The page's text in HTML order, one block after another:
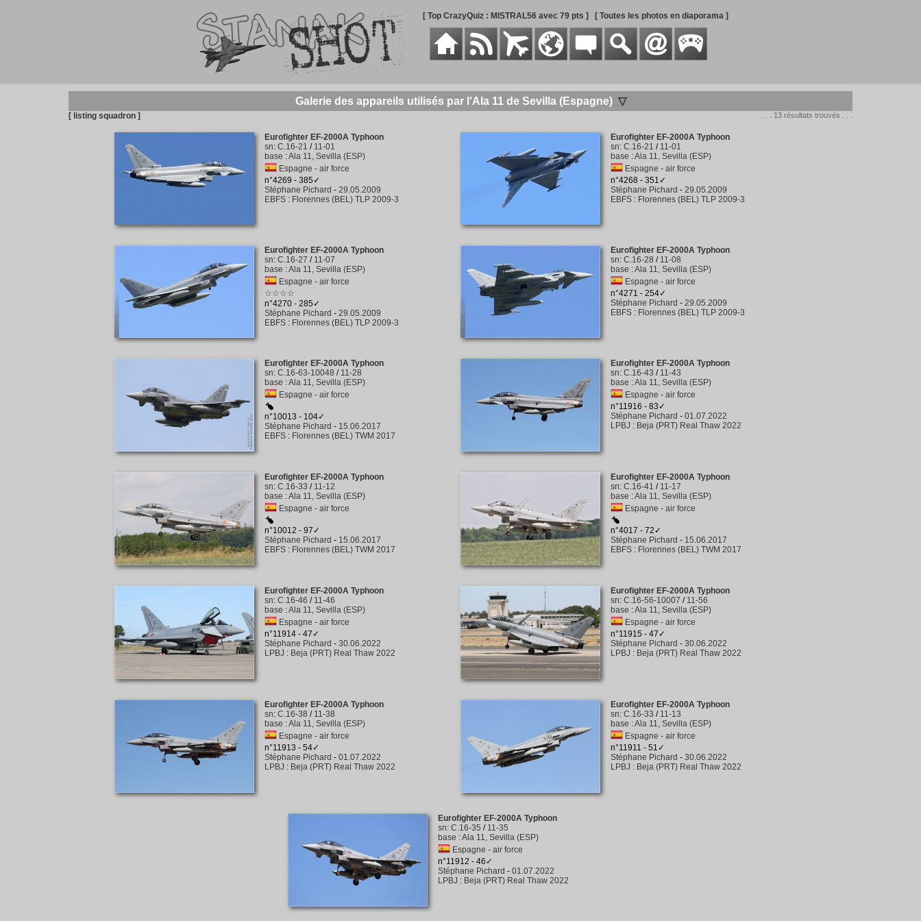
[ Top CrazyQuiz : MISTRAL56 avec 79 pts ] [ Toutes les photos en diaporama ]
Galerie des appareils utilisés par l'Ala 11 de Sevilla (Espagne)▽
[ listing squadron ] . . . 13 résultats trouvés . . .
Eurofighter EF-2000A Typhoon
sn: C.16-21 / 11-01
base :Ala 11, Sevilla (ESP)
Espagne - air force
n°4269 - 385✓
Stéphane Pichard - 29.05.2009
EBFS : Florennes (BEL) TLP 2009-3
Eurofighter EF-2000A Typhoon
sn: C.16-21 / 11-01
base :Ala 11, Sevilla (ESP)
Espagne - air force
n°4268 - 351✓
Stéphane Pichard - 29.05.2009
EBFS : Florennes (BEL) TLP 2009-3
Eurofighter EF-2000A Typhoon
sn: C.16-27 / 11-07
base :Ala 11, Sevilla (ESP)
Espagne - air force
☆☆☆☆
n°4270 - 285✓
Stéphane Pichard - 29.05.2009
EBFS : Florennes (BEL) TLP 2009-3
Eurofighter EF-2000A Typhoon
sn: C.16-28 / 11-08
base :Ala 11, Sevilla (ESP)
Espagne - air force
n°4271 - 254✓
Stéphane Pichard - 29.05.2009
EBFS : Florennes (BEL) TLP 2009-3
Eurofighter EF-2000A Typhoon
sn: C.16-63-10048 / 11-28
base :Ala 11, Sevilla (ESP)
Espagne - air force
n°10013 - 104✓
Stéphane Pichard - 15.06.2017
EBFS : Florennes (BEL) TWM 2017
Eurofighter EF-2000A Typhoon
sn: C.16-43 / 11-43
base :Ala 11, Sevilla (ESP)
Espagne - air force
n°11916 - 83✓
Stéphane Pichard - 01.07.2022
LPBJ : Beja (PRT) Real Thaw 2022
Eurofighter EF-2000A Typhoon
sn: C.16-33 / 11-12
base :Ala 11, Sevilla (ESP)
Espagne - air force
n°10012 - 97✓
Stéphane Pichard - 15.06.2017
EBFS : Florennes (BEL) TWM 2017
Eurofighter EF-2000A Typhoon
sn: C.16-41 / 11-17
base :Ala 11, Sevilla (ESP)
Espagne - air force
n°4017 - 72✓
Stéphane Pichard - 15.06.2017
EBFS : Florennes (BEL) TWM 2017
Eurofighter EF-2000A Typhoon
sn: C.16-46 / 11-46
base :Ala 11, Sevilla (ESP)
Espagne - air force
n°11914 - 47✓
Stéphane Pichard - 30.06.2022
LPBJ : Beja (PRT) Real Thaw 2022
Eurofighter EF-2000A Typhoon
sn: C.16-56-10007 / 11-56
base :Ala 11, Sevilla (ESP)
Espagne - air force
n°11915 - 47✓
Stéphane Pichard - 30.06.2022
LPBJ : Beja (PRT) Real Thaw 2022
Eurofighter EF-2000A Typhoon
sn: C.16-38 / 11-38
base :Ala 11, Sevilla (ESP)
Espagne - air force
n°11913 - 54✓
Stéphane Pichard - 01.07.2022
LPBJ : Beja (PRT) Real Thaw 2022
Eurofighter EF-2000A Typhoon
sn: C.16-33 / 11-13
base :Ala 11, Sevilla (ESP)
Espagne - air force
n°11911 - 51✓
Stéphane Pichard - 30.06.2022
LPBJ : Beja (PRT) Real Thaw 2022
Eurofighter EF-2000A Typhoon
sn: C.16-35 / 11-35
base :Ala 11, Sevilla (ESP)
Espagne - air force
n°11912 - 46✓
Stéphane Pichard - 01.07.2022
LPBJ : Beja (PRT) Real Thaw 2022